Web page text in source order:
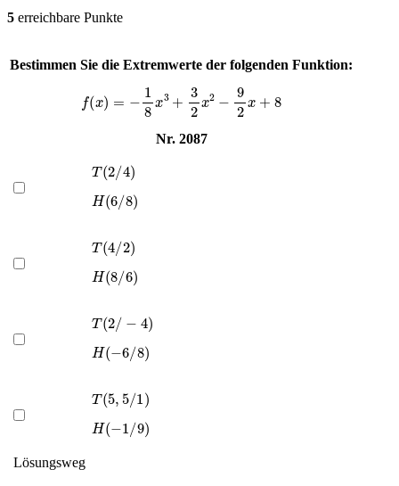
5 erreichbare Punkte
Bestimmen Sie die Extremwerte der folgenden Funktion:
( 18 x3 + 2 2− 2x
Nr. 2087
T(2 /4)
H(6 8)
T( 4 /2)
H(8 6)
T(2/
)
H( 6 8)
T(5 5 1 )
H( 1 9)
Lösungsweg